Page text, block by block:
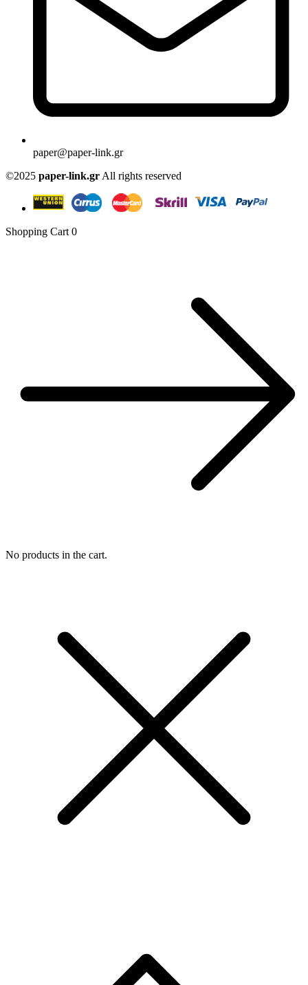
paper@paper-link.gr
©2025 paper-link.gr All rights reserved
Shopping Cart 0
No products in the cart.